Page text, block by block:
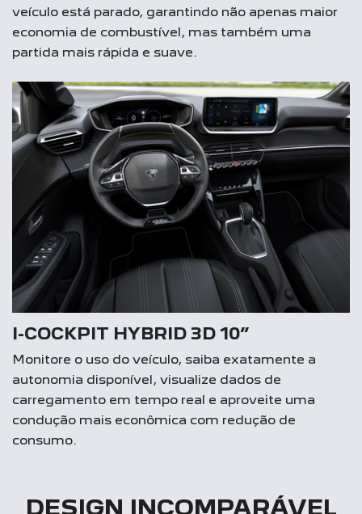
veículo está parado, garantindo não apenas maior
economia de combustível, mas também uma
partida mais rápida e suave.
I-COCKPIT HYBRID 3D 10”
Monitore o uso do veículo, saiba exatamente a
autonomia disponível, visualize dados de
carregamento em tempo real e aproveite uma
condução mais econômica com redução de
consumo.
DESIGN INCOMPARÁVEL